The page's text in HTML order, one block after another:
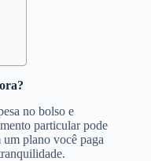
no bolso e
particular pode
um plano você paga